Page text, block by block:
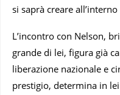
si saprà creare
L’incontro con Nelson,
grande di lei, figura già
liberazione nazionale e
prestigio, determina in